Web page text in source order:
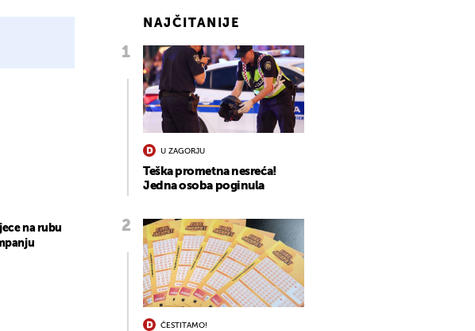
na rubu
NAJČITANIJE
U ZAGORJU
Teška prometna nesreća!
Jedna osoba poginula
ČESTITAMO!